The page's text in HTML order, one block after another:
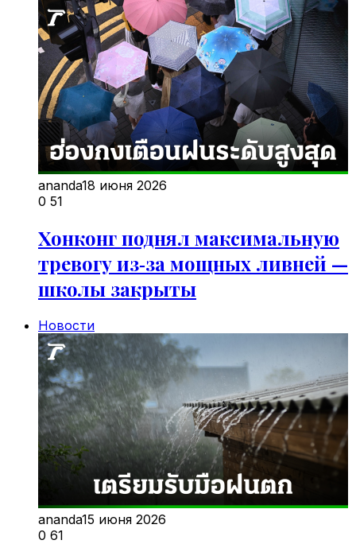
ananda18 июня 2026
0 51
Хонконг поднял максимальную
тревогу из‑за мощных ливней —
школы закрыты
Новости
ananda15 июня 2026
0 61